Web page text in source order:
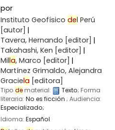
por
Instituto Geofísico del Perú
[autor]
Tavera, Hernando [editor]
Takahashi, Ken [editor]
Milla, Marco [editor]
Martínez Grimaldo, Alejandra
Graciela [editora]
Tipo dematerial: Texto; Forma
literaria: No es ficción ; Audiencia:
Especializado;
Idioma: Español